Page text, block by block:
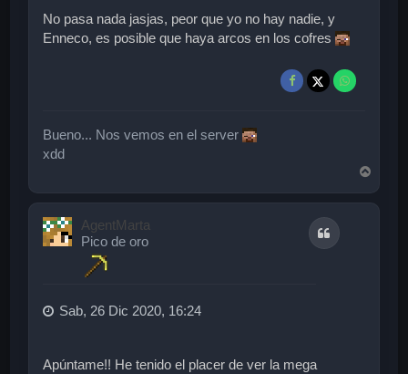
No pasa nada jasjas, peor que yo no hay nadie, y
Enneco, es posible que haya arcos en los cofres
Bueno... Nos vemos en el server
xdd
r
AgentMarta
Pico de oro
Citar
Sab, 26 Dic 2020, 16:24
Apúntame!! He tenido el placer de ver la mega